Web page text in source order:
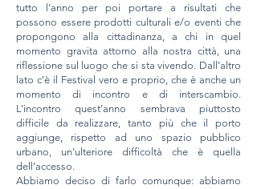
tutto l’anno per poi portare a risultati che
possono essere prodotti culturali e/o eventi che
propongono alla cittadinanza, a chi in quel
momento gravita attorno alla nostra città, una
riflessione sul luogo che si sta vivendo. Dall’altro
lato c’è il Festival vero e proprio, che è anche un
momento di incontro e di interscambio.
L’incontro quest’anno sembrava piuttosto
difficile da realizzare, tanto più che il porto
aggiunge, rispetto ad uno spazio pubblico
urbano, un’ulteriore difficoltà che è quella
dell’accesso.
Abbiamo deciso di farlo comunque: abbiamo